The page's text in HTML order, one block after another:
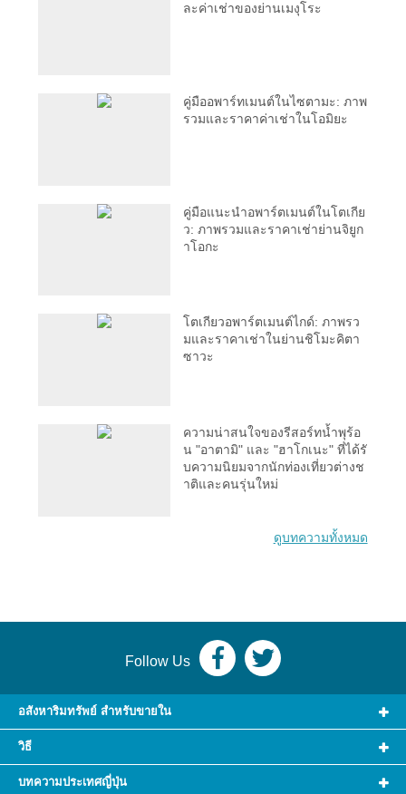
ละค่าเช่าของย่านเมงุโระ
คู่มืออพาร์ทเมนต์ในไซตามะ: ภาพ
รวมและราคาค่าเช่าในโอมิยะ
คู่มือแนะนำอพาร์ตเมนต์ในโตเกีย
ว: ภาพรวมและราคาเช่าย่านจิยูก
าโอกะ
โตเกียวอพาร์ตเมนต์ไกด์: ภาพรว
มและราคาเช่าในย่านชิโมะคิตา
ซาวะ
ความน่าสนใจของรีสอร์ทน้ำพุร้อ
น "อาตามิ" และ "ฮาโกเนะ" ที่ได้รั
บความนิยมจากนักท่องเที่ยวต่างช
าติและคนรุ่นใหม่
ดูบทความทั้งหมด
Follow Us
อสังหาริมทรัพย์ สำหรับขายใน
วิธี
บทความประเทศญี่ปุ่น